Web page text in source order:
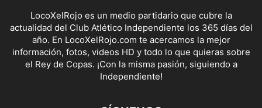
LocoXelRojo es un medio partidario que cubre la
actualidad del Club Atlético Independiente los 365 días del
año. En LocoXelRojo.com te acercamos la mejor
información, fotos, videos HD y todo lo que quieras sobre
el Rey de Copas. ¡Con la misma pasión, siguiendo a
Independiente!